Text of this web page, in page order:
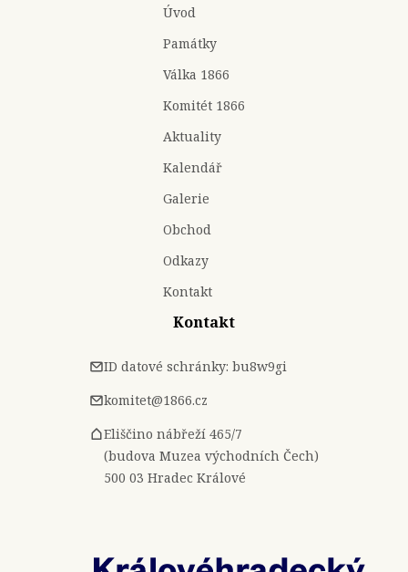
Úvod
Památky
Válka 1866
Komitét 1866
Aktuality
Kalendář
Galerie
Obchod
Odkazy
Kontakt
Kontakt
ID datové schránky: bu8w9gi
komitet@1866.cz
Eliščino nábřeží 465/7
(budova Muzea východních Čech)
500 03 Hradec Králové